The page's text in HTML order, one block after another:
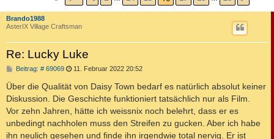
Brando1988
AsterIX Village Craftsman
Re: Lucky Luke
Beitrag: # 69069B
i
t
r
g
11. Februar 2022 20:52
Über die Qualität von Daisy Town bedarf es natürlich absolut keiner
Diskussion. Die Geschichte funktioniert tatsächlich nur als Film.
Vor zehn Jahren, hätte ich weissnix noch belehrt, dass er es
unbedingt nachholen muss den Streifen zu gucken. Aber ich habe
ihn neulich gesehen und finde ihn irgendwie total nervig. Er ist